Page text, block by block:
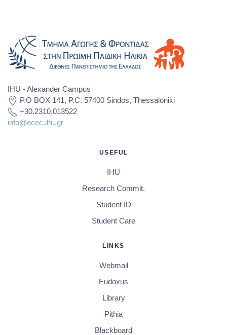
IHU - Alexander Campus
P.O BOX 141, P.C. 57400 Sindos, Thessaloniki
+30.2310.013522
info@ecec.ihu.gr
USEFUL
IHU
Research Commit.
Student ID
Student Care
LINKS
Webmail
Eudoxus
Library
Pithia
Blackboard